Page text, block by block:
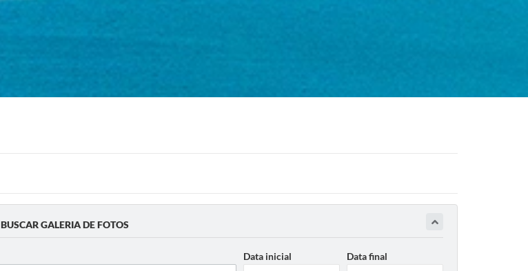
BUSCAR GALERIA DE FOTOS
Data inicial Data final